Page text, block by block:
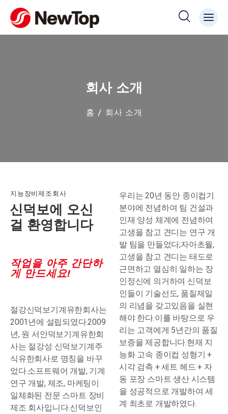
회사 소개
홈 회사 소개
지능장비제조회사
신덕보에 오신
걸 환영합니다
작업을 아주 간단하
게 만드세요!
절강신덕보기계유한회사는
2001년에 설립되였다.2009
년, 원 서안덕보기계유한회
사는 절강성 신덕보기계주
식유한회사로 명칭을 바꾸
었다.소프트웨어 개발, 기계
연구 개발, 제조, 마케팅이
일체화된 전문 스마트 장비
제조 회사입니다.신덕보인
우리는 20년 동안 종이컵기
분야에 전념하여 팀 건설과
인재 양성 체계에 전념하여
고생을 참고 견디는 연구 개
발 팀을 만들었다;자아초월,
고생을 참고 견디는 태도로
근면하고 열심히 일하는 장
인정신에 의거하여 신덕보
인들이 기술선도, 품질제일
의 리념을 갖고있음을 실현
해야 한다.이를 바탕으로 우
리는 고객에게 5년간의 품질
보증을 제공합니다.현재 지
능화 고속 종이컵 성형기 +
시각 검측 + 세트 헤드 + 자
동 포장 스마트 생산 시스템
을 성공적으로 개발하여 세
계 최초로 개발하였다.